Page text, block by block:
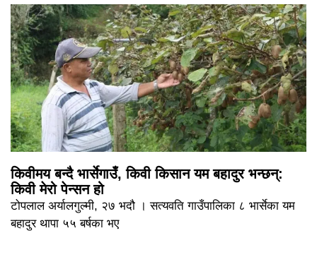
किवीमय बन्दै भार्सेगाउँ, किवी किसान यम बहादुर भन्छन्:
किवी मेरो पेन्सन हो
टोपलाल अर्यालगुल्मी, २७ भदौ । सत्यवति गाउँपालिका ८ भार्सेका यम
बहादुर थापा ५५ बर्षका भए